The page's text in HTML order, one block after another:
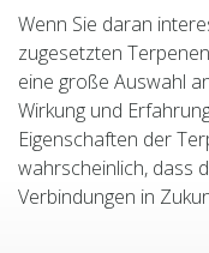
Wenn Sie daran
zugesetzten
eine große Auswahl
Wirkung und
Eigenschaften der
wahrscheinlich, dass
Verbindungen in